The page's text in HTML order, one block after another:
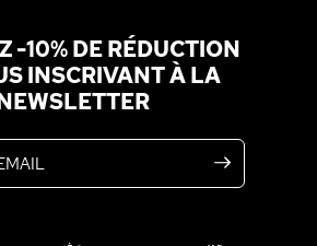
-10% DE RÉDUCTION
INSCRIVANT À LA